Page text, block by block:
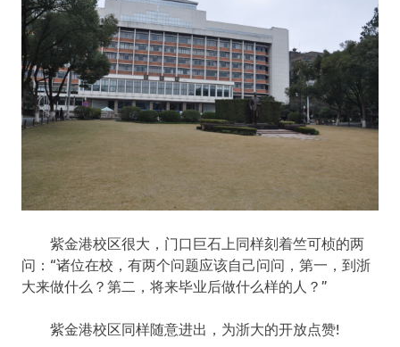
紫金港校区很大，门口巨石上同样刻着竺可桢的两
问：“诸位在校，有两个问题应该自己问问，第一，到浙
大来做什么？第二，将来毕业后做什么样的人？”
紫金港校区同样随意进出，为浙大的开放点赞!